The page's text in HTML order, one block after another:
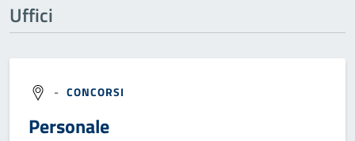
Uffici
- CONCORSI
Personale